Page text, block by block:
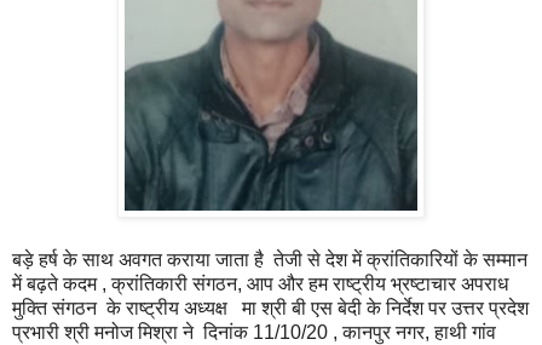
बड़े हर्ष के साथ अवगत कराया जाता है तेजी से देश में क्रांतिकारियों के सम्मान
में बढ़ते कदम , क्रांतिकारी संगठन, आप और हम राष्ट्रीय भ्रष्टाचार अपराध
मुक्ति संगठन के राष्ट्रीय अध्यक्ष मा श्री बी एस बेदी के निर्देश पर उत्तर प्रदेश
प्रभारी श्री मनोज मिश्रा ने दिनांक 11/10/20 , कानपुर नगर, हाथी गांव